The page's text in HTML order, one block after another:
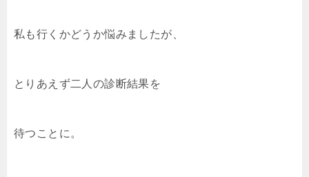
私も行くかどうか悩みましたが、
とりあえず二人の診断結果を
待つことに。